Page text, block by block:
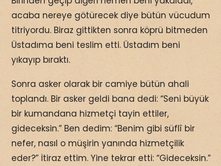
acaba nereye götürecek diye bütün vücudum
titriyordu. Biraz gittikten sonra köprü bitmeden
Üstadıma beni teslim etti. Üstadım beni
yıkayıp bıraktı.
Sonra asker olarak bir camiye bütün ahali
toplandı. Bir asker geldi bana dedi: “Seni büyük
bir kumandana hizmetçi tayin ettiler,
gideceksin.” Ben dedim: “Benim gibi süflî bir
nefer, nasıl o müşirin yanında hizmetçilik
eder?” İtiraz ettim. Yine tekrar etti: “Gideceksin.”